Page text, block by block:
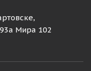
Мира 102